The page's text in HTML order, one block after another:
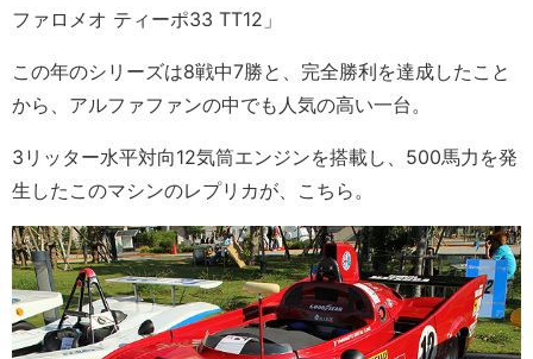
ファロメオ ティーポ33 TT12」
この年のシリーズは8戦中7勝と、完全勝利を達成したこと
から、アルファファンの中でも人気の高い一台。
3リッター水平対向12気筒エンジンを搭載し、500馬力を発
生したこのマシンのレプリカが、こちら。